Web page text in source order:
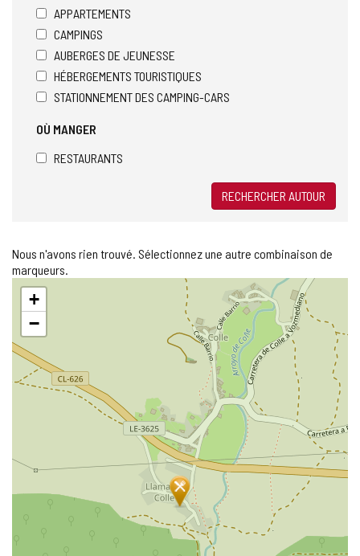
APPARTEMENTS
CAMPINGS
AUBERGES DE JEUNESSE
HÉBERGEMENTS TOURISTIQUES
STATIONNEMENT DES CAMPING-CARS
OÙ MANGER
RESTAURANTS
RECHERCHER AUTOUR
Nous n'avons rien trouvé. Sélectionnez une autre combinaison de
marqueurs.
Sauter
carte
+
−